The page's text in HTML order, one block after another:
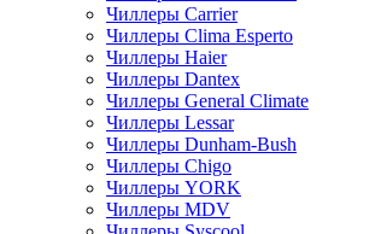
Чиллеры Carrier
Чиллеры Clima Esperto
Чиллеры Haier
Чиллеры Dantex
Чиллеры General Climate
Чиллеры Lessar
Чиллеры Dunham-Bush
Чиллеры Chigo
Чиллеры YORK
Чиллеры MDV